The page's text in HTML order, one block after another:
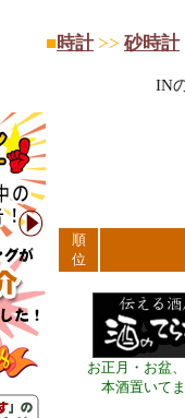
■時計 >> 砂時計
IN
順
位
お正月・お盆
本酒置いて